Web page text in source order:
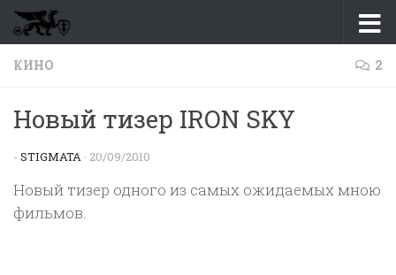
Перейти к содержимому
КИНО 2
Новый тизер IRON SKY
- STIGMATA · 20/09/2010
Новый тизер одного из самых ожидаемых мною
фильмов.